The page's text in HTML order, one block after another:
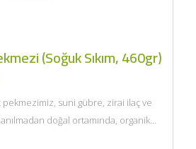
(Soğuk Sıkım, 460gr)
pekmezimiz, suni gübre, zirai ilaç ve
doğal ortamında, organik